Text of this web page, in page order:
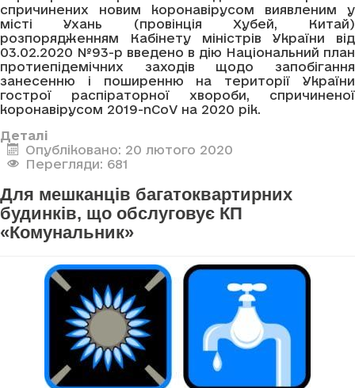
спричинених новим коронавірусом виявленим у
місті Ухань (провінція Хубей, Китай)
розпорядженням Кабінету міністрів України від
03.02.2020 №93-р введено в дію Національний план
протиепідемічних заходів щодо запобігання
занесенню і поширенню на території України
гострої распіраторної хвороби, спричиненої
коронавірусом 2019-nCoV на 2020 рік.
Деталі
Опубліковано: 20 лютого 2020
Перегляди: 681
Для мешканців багатоквартирних
будинків, що обслуговує КП
«Комунальник»